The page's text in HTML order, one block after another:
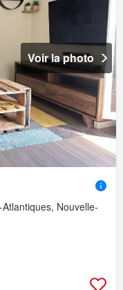
Voir la photo
Nouvelle-